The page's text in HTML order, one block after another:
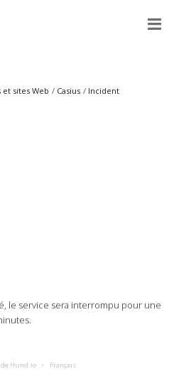
sites Web Casius Incident
le service sera interrompu pour une
de Hund.io Français